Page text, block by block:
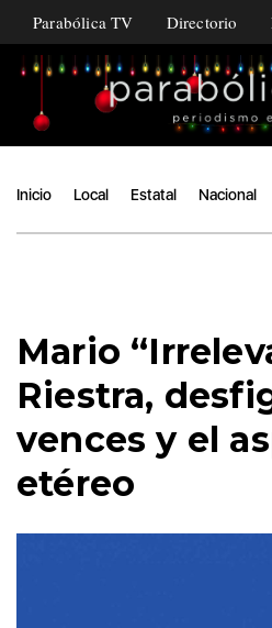
Parabólica TV Directorio
Inicio Local Estatal Nacional
Mario
Riestra,
vences y el
etéreo